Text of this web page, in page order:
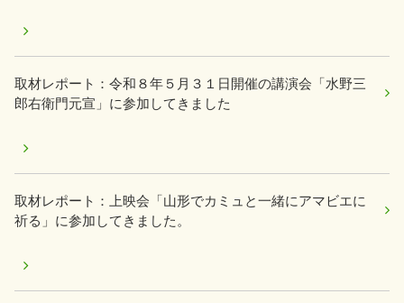
取材レポート：令和８年５月３１日開催の講演会「水野三
郎右衛門元宣」に参加してきました
取材レポート：上映会「山形でカミュと一緒にアマビエに
祈る」に参加してきました。